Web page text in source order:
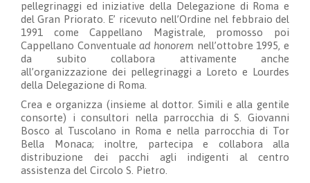
pellegrinaggi ed iniziative della Delegazione di Roma e
del Gran Priorato. E’ ricevuto nell’Ordine nel febbraio del
1991 come Cappellano Magistrale, promosso poi
Cappellano Conventualead honorem nell’ottobre 1995, e
da subito collabora attivamente anche
all’organizzazione dei pellegrinaggi a Loreto e Lourdes
della Delegazione di Roma.
Crea e organizza (insieme al dottor. Simili e alla gentile
consorte) i consultori nella parrocchia di S. Giovanni
Bosco al Tuscolano in Roma e nella parrocchia di Tor
Bella Monaca; inoltre, partecipa e collabora alla
distribuzione dei pacchi agli indigenti al centro
assistenza del Circolo S. Pietro.